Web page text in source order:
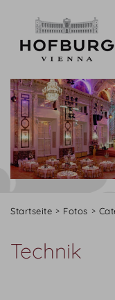
Startseite Fotos
Technik